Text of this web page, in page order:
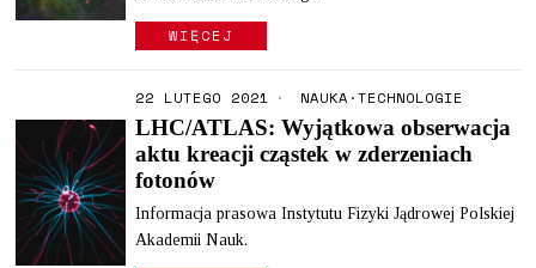
WIĘCEJ
22 LUTEGO 2021 NAUKA ·TECHNOLOGIE
LHC/ATLAS: Wyjątkowa obserwacja
aktu kreacji cząstek w zderzeniach
fotonów
Informacja prasowa Instytutu Fizyki Jądrowej Polskiej
Akademii Nauk.